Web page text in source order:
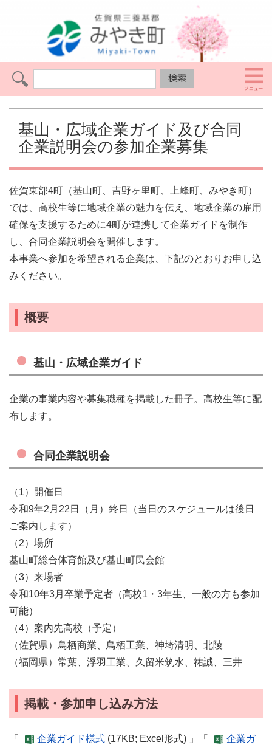
基山・広域企業ガイド及び合同
企業説明会の参加企業募集
佐賀東部4町（基山町、吉野ヶ里町、上峰町、みやき町）
では、高校生等に地域企業の魅力を伝え、地域企業の雇用
確保を支援するために4町が連携して企業ガイドを制作
し、合同企業説明会を開催します。
本事業へ参加を希望される企業は、下記のとおりお申し込
みください。
概要
基山・広域企業ガイド
企業の事業内容や募集職種を掲載した冊子。高校生等に配
布します。
合同企業説明会
（1）開催日
令和9年2月22日（月）終日（当日のスケジュールは後日
ご案内します）
（2）場所
基山町総合体育館及び基山町民会館
（3）来場者
令和10年3月卒業予定者（高校1・3年生、一般の方も参加
可能）
（4）案内先高校（予定）
（佐賀県）鳥栖商業、鳥栖工業、神埼清明、北陵
（福岡県）常葉、浮羽工業、久留米筑水、祐誠、三井
掲載・参加申し込み方法
「 企業ガイド様式 (17KB; Excel形式) 」「
企業ガ